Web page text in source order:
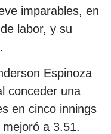
imparables, en
labor, y su
Espinoza
conceder una
en cinco innings
a 3.51.